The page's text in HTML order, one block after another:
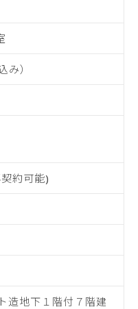
み）
約可能)
造地下１階付７階建